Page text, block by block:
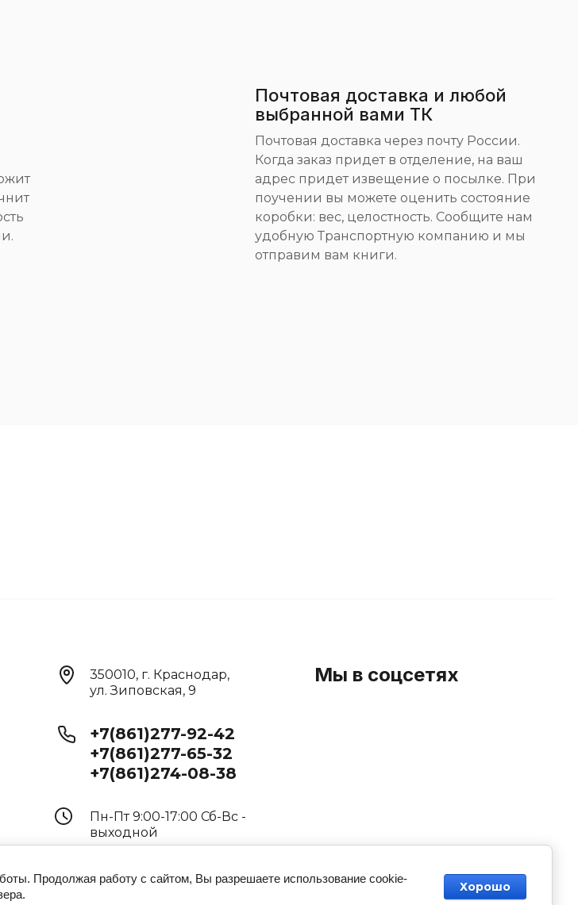
Почтовая доставка и любой
выбранной вами ТК
Почтовая доставка через почту России.
Когда заказ придет в отделение, на ваш
адрес придет извещение о посылке. При
поучении вы можете оценить состояние
коробки: вес, целостность. Сообщите нам
удобную Транспортную компанию и мы
отправим вам книги.
350010, г. Краснодар,
ул. Зиповская, 9
+7(861)277-92-42
+7(861)277-65-32
+7(861)274-08-38
Пн-Пт 9:00-17:00 Сб-Вс -
выходной
Мы в соцсетях
Продолжая работу с сайтом, Вы разрешаете использование cookie-
Хорошо